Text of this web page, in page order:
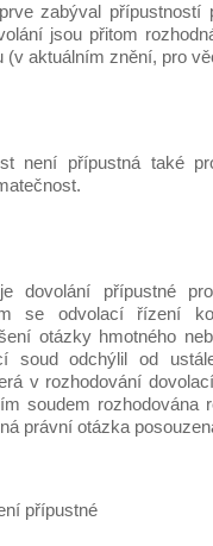
zabýval přípustností
jsou přitom
(v aktuálním znění, pro
není přípustná také
dovolání přípustné
se odvolací řízení
otázky hmotného
soud odchýlil od
v rozhodování
soudem rozhodována
právní otázka
přípustné